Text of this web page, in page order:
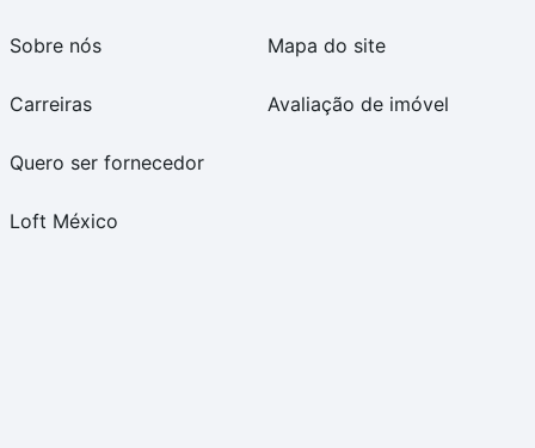
Sobre nós
Carreiras
Quero ser fornecedor
Loft México
Mapa do site
Avaliação de imóvel